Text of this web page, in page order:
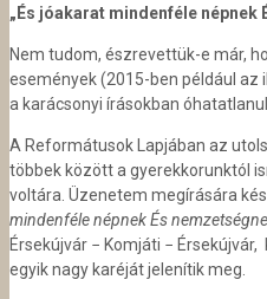
„És jóakarat mindenféle népnek
Nem tudom, észrevettük-e már,
események (2015-ben például az
a karácsonyi írásokban
A Reformátusok Lapjában az
többek között a gyerekkorunktól
voltára. Üzenetem megírására
mindenféle népnek És
Érsekújvár − Komjáti −
egyik nagy karéját jelenítik meg.